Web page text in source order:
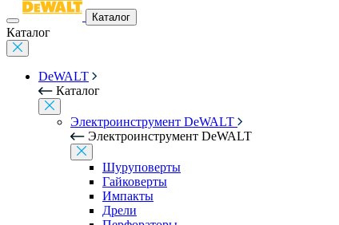
Каталог
Каталог
DeWALT
Каталог
Электроинструмент DeWALT
Электроинструмент DeWALT
Шуруповерты
Гайковерты
Импакты
Дрели